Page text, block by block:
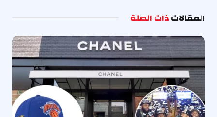
المقالاتذات الصلة